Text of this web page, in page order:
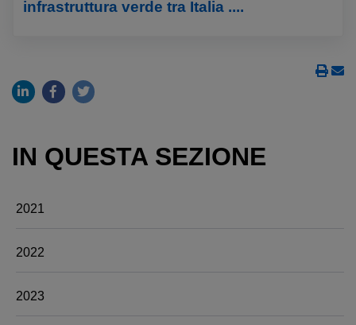
infrastruttura verde tra Italia ....
IN QUESTA SEZIONE
2021
2022
2023